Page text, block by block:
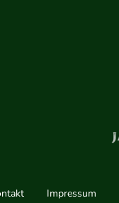
Impressum